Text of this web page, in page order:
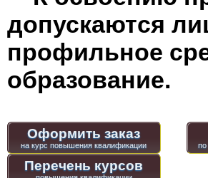
допускаются
профильное
образование.
Оформить заказ
Перечень курсов